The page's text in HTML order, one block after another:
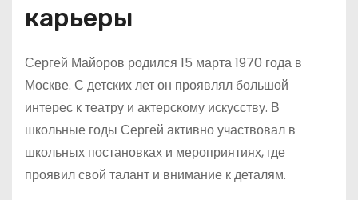
карьеры
Сергей Майоров родился 15 марта 1970 года в
Москве. С детских лет он проявлял большой
интерес к театру и актерскому искусству. В
школьные годы Сергей активно участвовал в
школьных постановках и мероприятиях, где
проявил свой талант и внимание к деталям.